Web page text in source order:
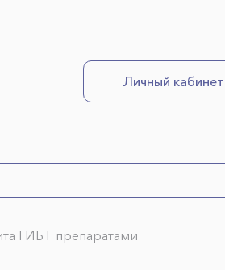
Личный кабинет
ГИБТ препаратами